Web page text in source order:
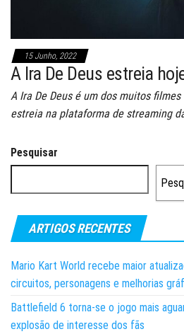
15 Junho, 2022
A Ira De Deus estreia
A Ira De Deus é um dos muitos
estreia na plataforma de streaming
Pesquisar
ARTIGOS RECENTES
Mario Kart World recebe maior
circuitos, personagens e melhorias
Battlefield 6 torna-se o jogo mais
explosão de interesse dos fãs